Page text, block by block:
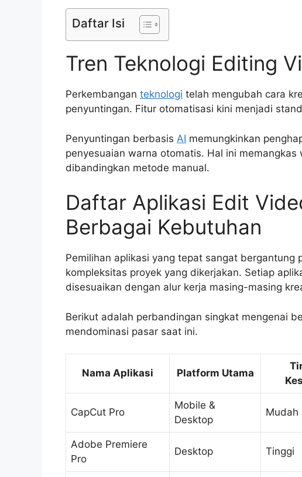
Daftar Isi
Tren Teknologi Editing
Perkembangan teknologi telah mengubah cara
penyuntingan. Fitur otomatisasi kini menjadi
Penyuntingan berbasis AI memungkinkan
penyesuaian warna otomatis. Hal ini
dibandingkan metode manual.
Daftar Aplikasi Edit
Berbagai Kebutuhan
Pemilihan aplikasi yang tepat sangat bergantung
kompleksitas proyek yang dikerjakan. Setiap
disesuaikan dengan alur kerja masing-masing
Berikut adalah perbandingan singkat mengenai
mendominasi pasar saat ini.
Nama Aplikasi Platform Utama
CapCut Pro
Mobile &
Desktop
Mudah
Adobe Premiere
Pro
Desktop Tinggi